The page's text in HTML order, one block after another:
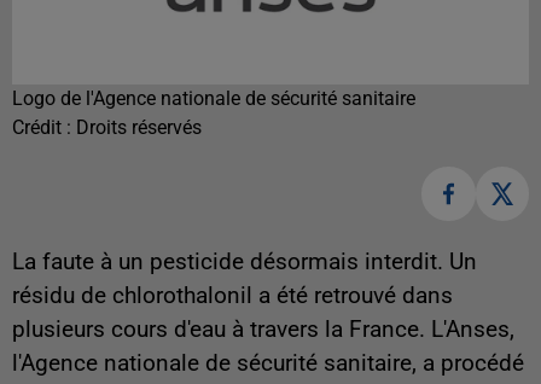
Logo de l'Agence nationale de sécurité sanitaire
Crédit : Droits réservés
La faute à un pesticide désormais interdit. Un
résidu de chlorothalonil a été retrouvé dans
plusieurs cours d'eau à travers la France. L'Anses,
l'Agence nationale de sécurité sanitaire, a procédé